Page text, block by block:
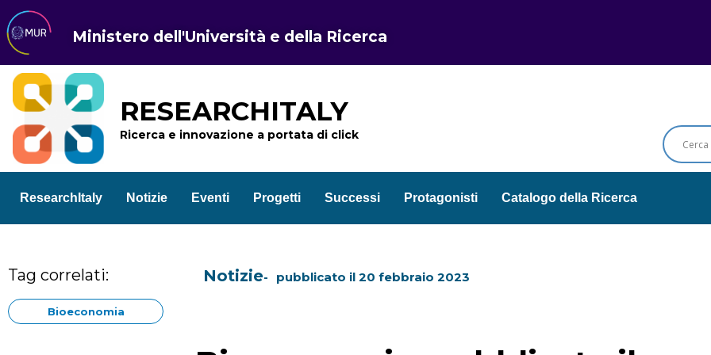
Ministero dell'Università e della Ricerca
RESEARCHITALY
Ricerca e innovazione a portata di click
ResearchItaly Notizie Eventi Progetti Successi Protagonisti Catalogo della Ricerca
Tag correlati:
Bioeconomia
Notizie pubblicato il 20 febbraio 2023